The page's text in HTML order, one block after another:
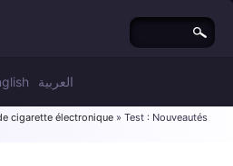
العربية
cigarette électronique » Test : Nouveautés